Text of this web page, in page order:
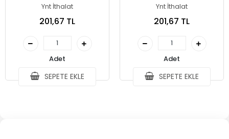
Ynt İthalat
201,67 TL
Adet
SEPETE EKLE
Ynt İthalat
201,67 TL
Adet
SEPETE EKLE